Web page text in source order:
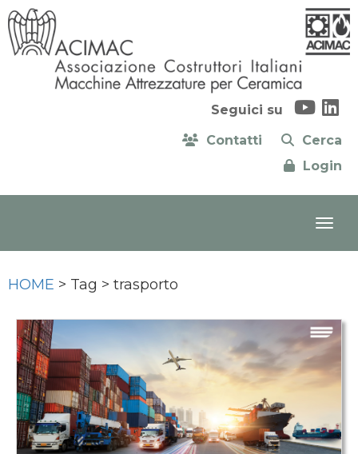
Seguici su
Contatti
Cerca
Login
HOME > Tag > trasporto